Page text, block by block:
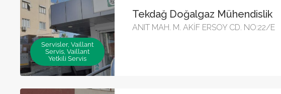
Servisler, Vaillant
Servis, Vaillant
Yetkili Servis
Tekdağ Doğalgaz Mühendislik
ANIT MAH. M. AKİF ERSOY CD. NO:22/E